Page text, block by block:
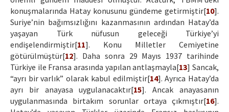
konuşmalarında Hatay konusunu gündeme getirmiştir[10].
Suriye’nin bağımsızlığını kazanmasının ardından Hatay’da
yaşayan Türk nüfusun geleceği Türkiye’yi
endişelendirmiştir[11]. Konu Milletler Cemiyetine
götürülmüştür[12]. Daha sonra 29 Mayıs 1937 tarihinde
Türkiye ile Fransa arasında yapılan antlaşmayla[13] Sancak,
“ayrı bir varlık” olarak kabul edilmiştir[14]. Ayrıca Hatay’da
ayrı bir anayasa uygulanacaktır[15]. Ancak anayasanın
uygulanmasında birtakım sorunlar ortaya çıkmıştır[16].